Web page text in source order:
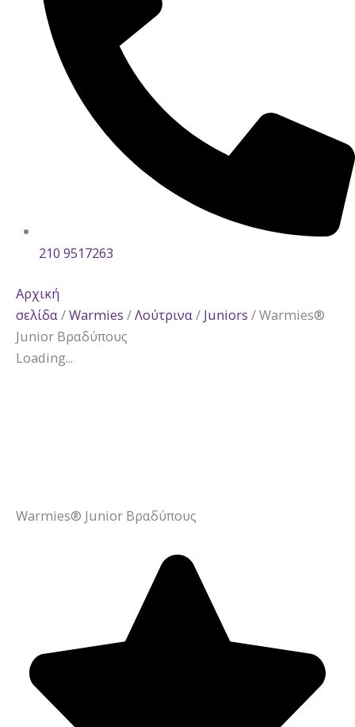
210 9517263
Αρχική
σελίδα/Warmies /Λούτρινα/ Juniors / Warmies®
Junior Βραδύπους
Loading...
Warmies® Junior Βραδύπους